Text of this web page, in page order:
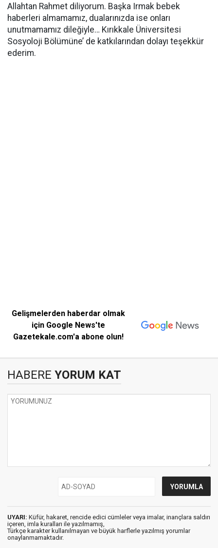
Allahtan Rahmet diliyorum. Başka Irmak bebek
haberleri almamamız, dualarınızda ise onları
unutmamamız dileğiyle… Kırıkkale Üniversitesi
Sosyoloji Bölümüne’ de katkılarından dolayı teşekkür
ederim.
Gelişmelerden haberdar olmak
için Google News'te
Gazetekale.com'a abone olun!
HABERE YORUM KAT
UYARI: Küfür, hakaret, rencide edici cümleler veya imalar, inançlara saldırı
içeren, imla kuralları ile yazılmamış,
Türkçe karakter kullanılmayan ve büyük harflerle yazılmış yorumlar
onaylanmamaktadır.